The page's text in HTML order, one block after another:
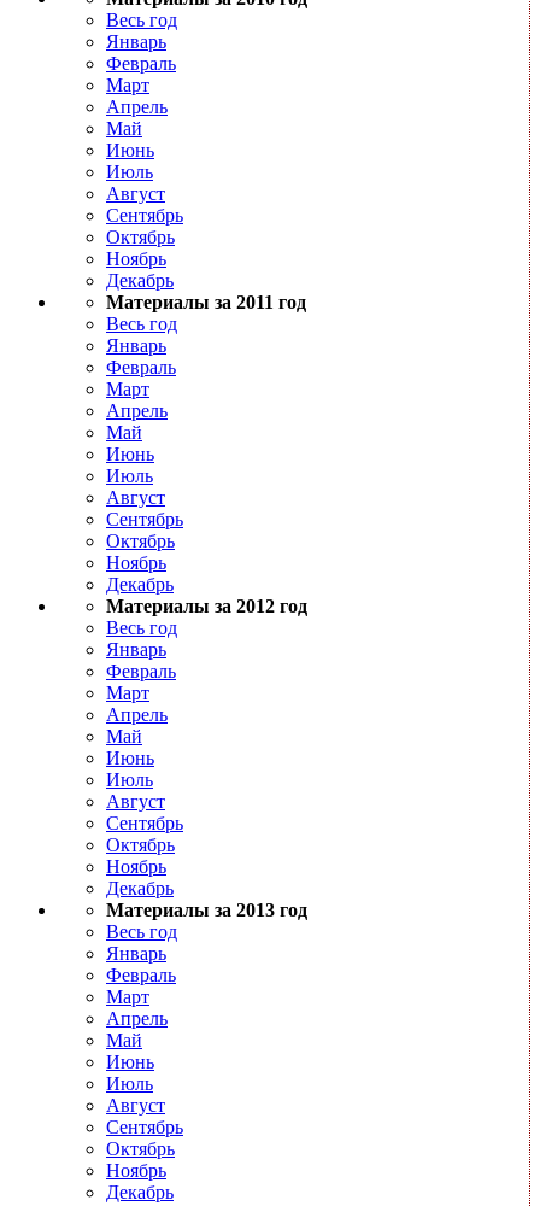
Весь год
Январь
Февраль
Март
Апрель
Май
Июнь
Июль
Август
Сентябрь
Октябрь
Ноябрь
Декабрь
Материалы за 2011 год
Весь год
Январь
Февраль
Март
Апрель
Май
Июнь
Июль
Август
Сентябрь
Октябрь
Ноябрь
Декабрь
Материалы за 2012 год
Весь год
Январь
Февраль
Март
Апрель
Май
Июнь
Июль
Август
Сентябрь
Октябрь
Ноябрь
Декабрь
Материалы за 2013 год
Весь год
Январь
Февраль
Март
Апрель
Май
Июнь
Июль
Август
Сентябрь
Октябрь
Ноябрь
Декабрь